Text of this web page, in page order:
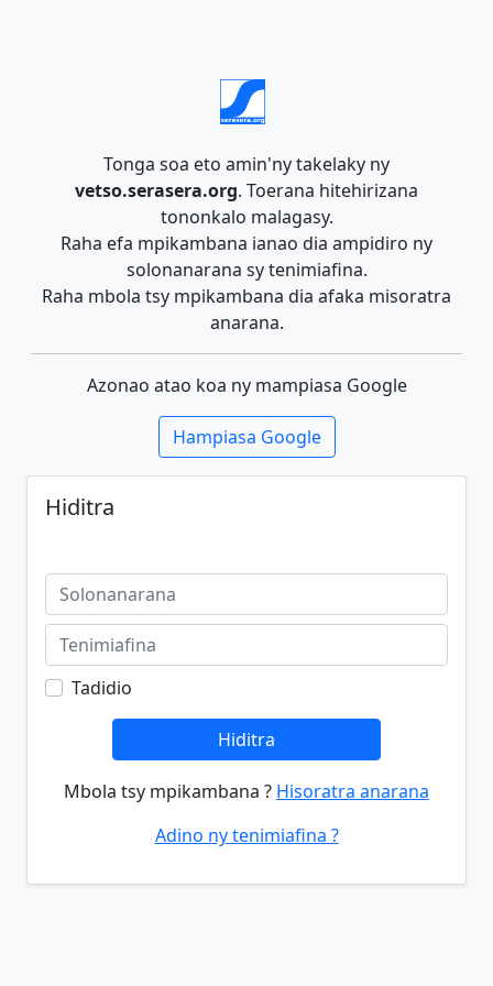
Tonga soa eto amin'ny takelaky ny
vetso.serasera.org. Toerana hitehirizana
tononkalo malagasy.
Raha efa mpikambana ianao dia ampidiro ny
solonanarana sy tenimiafina.
Raha mbola tsy mpikambana dia afaka misoratra
anarana.
Azonao atao koa ny mampiasa Google
Hampiasa Google
Hiditra
Tadidio
Hiditra
Mbola tsy mpikambana ? Hisoratra anarana
Adino ny tenimiafina ?